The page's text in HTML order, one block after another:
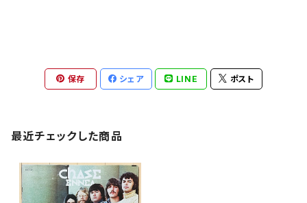
保存 シェア LINE ポスト
最近チェックした商品